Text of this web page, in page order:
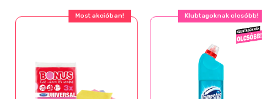
Most akcióban! Klubtagoknak olcsóbb!